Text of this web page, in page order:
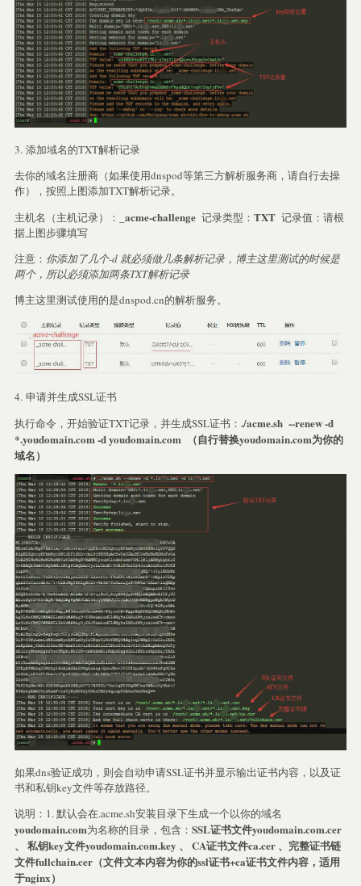
3. 添加域名的TXT解析记录
去你的域名注册商（如果使用dnspod等第三方解析服务商，请自行去操
作），按照上图添加TXT解析记录。
主机名（主机记录）：
_acme-challenge 记录类型： TXT 记录值：请根
据上图步骤填写
注意： 你添加了几个-d 就必须做几条解析记录，博主这里测试的时候是
两个，所以必须添加两条TXT解析记录
博主这里测试使用的是dnspod.cn的解析服务。
4. 申请并生成SSL证书
执行命令，开始验证TXT记录，并生成SSL证书： ./acme.sh --renew -d
*.youdomain.com -d youdomain.com （自行替换youdomain.com为你的
域名）
如果dns验证成功，则会自动申请SSL证书并显示输出证书内容，以及证
书和私钥key文件等存放路径。
说明：1. 默认会在.acme.sh安装目录下生成一个以你的域名
youdomain.com为名称的目录，包含： SSL证书文件youdomain.com.cer
、 私钥key文件youdomain.com.key 、 CA证书文件ca.cer 、完整证书链
文件fullchain.cer（文件文本内容为你的ssl证书+ca证书文件内容，适用
于nginx）